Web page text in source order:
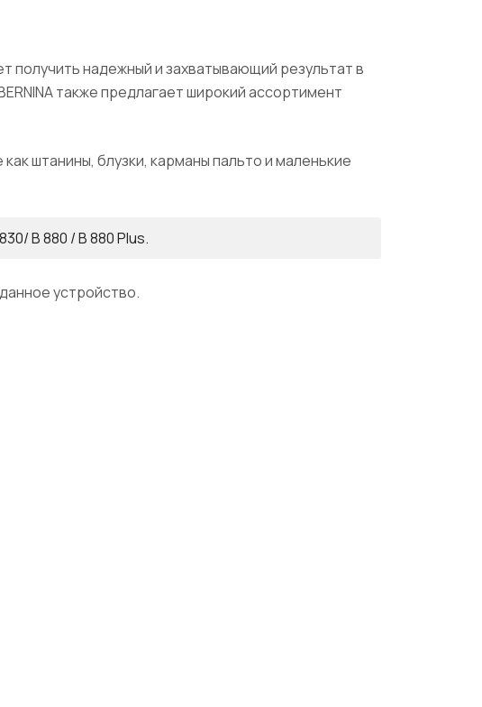
получить надежный и захватывающий результат в
также предлагает широкий ассортимент
штанины, блузки, карманы пальто и маленькие
B 880 / B 880 Plus.
устройство.